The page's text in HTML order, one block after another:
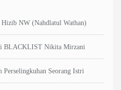
NW (Nahdlatul Wathan)
BLACKLIST Nikita Mirzani
Perselingkuhan Seorang Istri